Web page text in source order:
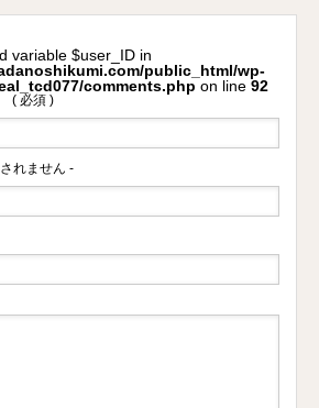
variable $user_ID in
public_html/wp-
comments.php on line 92
( 必須 )
れません -